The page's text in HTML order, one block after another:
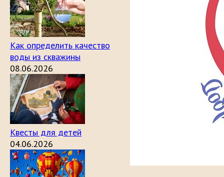
Как определить качество
воды из скважины
08.06.2026
Квесты для детей
04.06.2026